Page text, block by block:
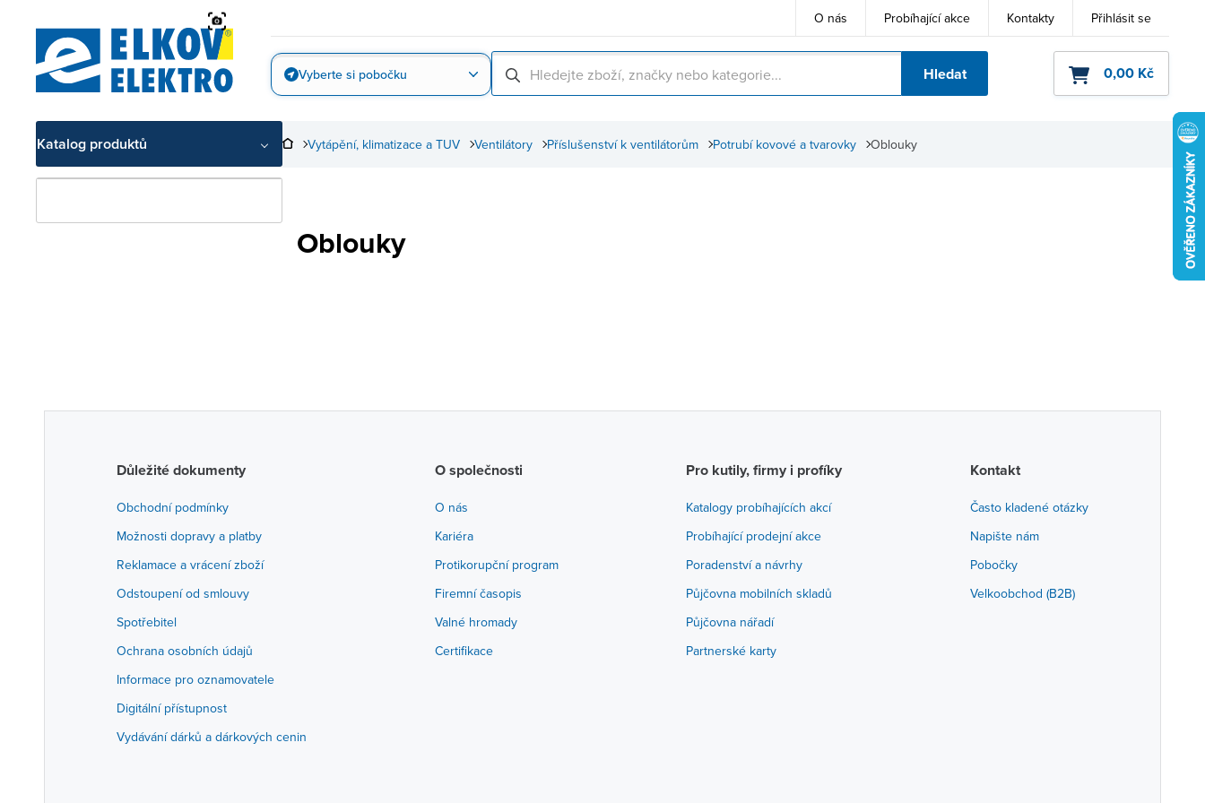
O nás Probíhající akce Kontakty Přihlásit se
Vyberte si pobočku Hledat 0,00 Kč
Katalog produktů Oblouky
Potrubí kovové a tvarovky
Příslušenství k ventilátorům
Ventilátory
Vytápění, klimatizace a TUV
Oblouky
Důležité dokumenty
Obchodní podmínky
Možnosti dopravy a platby
Reklamace a vrácení zboží
Odstoupení od smlouvy
Spotřebitel
Ochrana osobních údajů
Informace pro oznamovatele
Digitální přístupnost
Vydávání dárků a dárkových cenin
O společnosti
O nás
Kariéra
Protikorupční program
Firemní časopis
Valné hromady
Certifikace
Pro kutily, firmy i profíky
Katalogy probíhajících akcí
Probíhající prodejní akce
Poradenství a návrhy
Půjčovna mobilních skladů
Půjčovna nářadí
Partnerské karty
Kontakt
Často kladené otázky
Napište nám
Pobočky
Velkoobchod (B2B)